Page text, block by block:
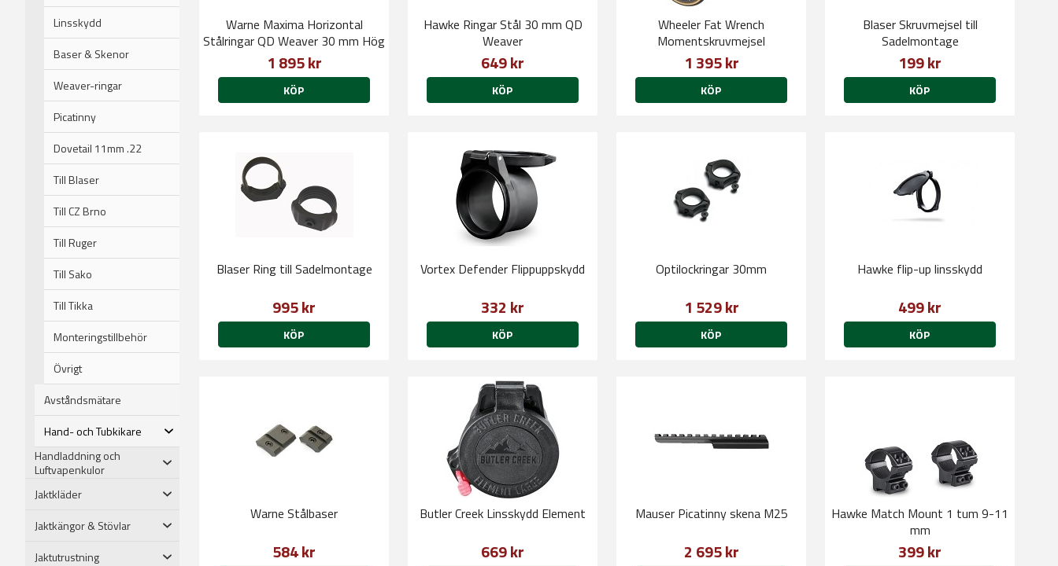
Linsskydd
Baser & Skenor
Weaver-ringar
Picatinny
Dovetail 11mm .22
Till Blaser
Till CZ Brno
Till Ruger
Till Sako
Till Tikka
Monteringstillbehör
Övrigt
Avståndsmätare
Hand- och Tubkikare
Handladdning och
Luftvapenkulor
Jaktkläder
Jaktkängor & Stövlar
Jaktutrustning
Warne Maxima Horizontal
Stålringar QD Weaver 30 mm Hög
1 895 kr
KÖP
Hawke Ringar Stål 30 mm QD
Weaver
649 kr
KÖP
Wheeler Fat Wrench
Momentskruvmejsel
1 395 kr
KÖP
Blaser Skruvmejsel till
Sadelmontage
199 kr
KÖP
Blaser Ring till Sadelmontage
995 kr
KÖP
Vortex Defender Flippuppskydd
332 kr
KÖP
Optilockringar 30mm
1 529 kr
KÖP
Hawke flip-up linsskydd
499 kr
KÖP
Warne Stålbaser
584 kr
Butler Creek Linsskydd Element
669 kr
Mauser Picatinny skena M25
2 695 kr
Hawke Match Mount 1 tum 9-11
mm
399 kr